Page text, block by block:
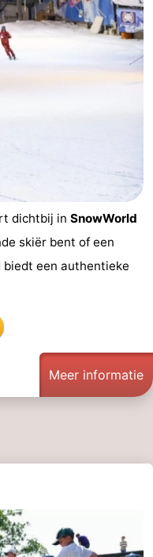
dichtbij in SnowWorld
skiër bent of een
biedt een authentieke
Meer informatie